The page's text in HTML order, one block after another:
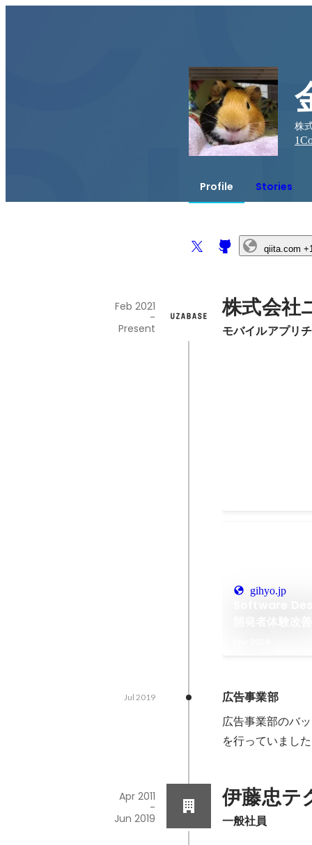
株
1
Profile Stories
qiita.com
株式会社
モバイルアプリ
Feb 2021
-
Present
gihyo.jp
広告事業部
Jul 2019
広告事業部のバ
を行っていました
伊藤忠テ
一般社員
Apr 2011
-
Jun 2019